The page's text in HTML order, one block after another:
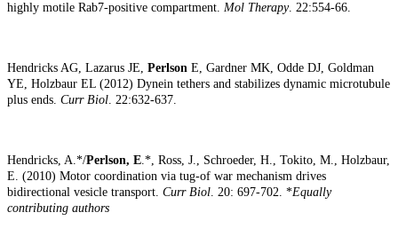
highly motile Rab7-positive compartment. Mol Therapy. 22:554-66.
Hendricks AG, Lazarus JE, Perlson E, Gardner MK, Odde DJ, Goldman
YE, Holzbaur EL (2012) Dynein tethers and stabilizes dynamic microtubule
plus ends. Curr Biol. 22:632-637.
Hendricks, A.*/Perlson, E.*, Ross, J., Schroeder, H., Tokito, M., Holzbaur,
E. (2010) Motor coordination via tug-of war mechanism drives
bidirectional vesicle transport. Curr Biol. 20: 697-702. *Equally
contributing authors